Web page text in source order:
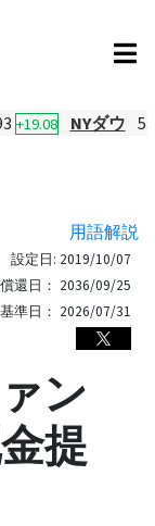
+19.08 NYダウ
用語解説
設定日: 2019/10/07
償還日： 2036/09/25
準日： 2026/07/31
ン
提